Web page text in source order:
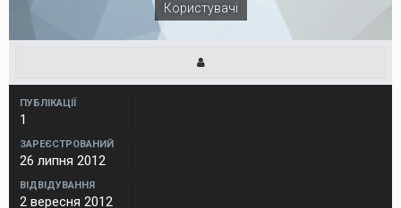
Користувачі
ПУБЛІКАЦІЇ
1
ЗАРЕЄСТРОВАНИЙ
26 липня 2012
ВІДВІДУВАННЯ
2 вересня 2012